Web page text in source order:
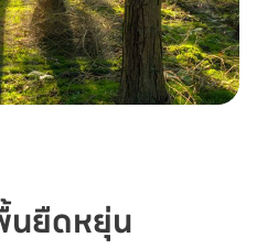
นยืดหยุ่น